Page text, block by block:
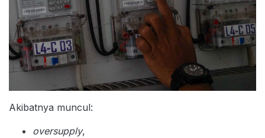
Akibatnya muncul:
oversupply,